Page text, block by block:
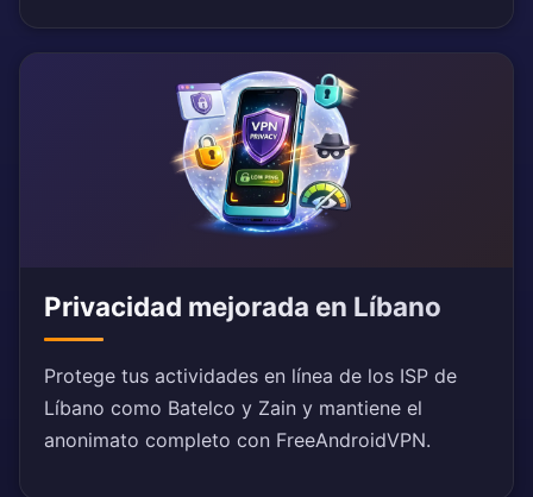
Privacidad mejorada en Líbano
Protege tus actividades en línea de los ISP de
Líbano como Batelco y Zain y mantiene el
anonimato completo con FreeAndroidVPN.